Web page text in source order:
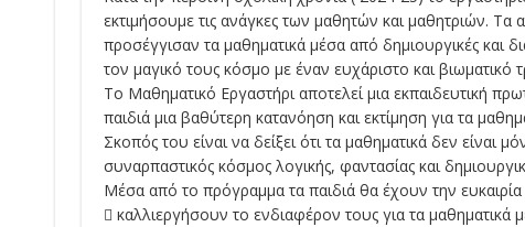
εκτιμήσουμε τις ανάγκες των μαθητών και μαθητριών. Τα
προσέγγισαν τα μαθηματικά μέσα από δημιουργικές και
τον μαγικό τους κόσμο με έναν ευχάριστο και βιωματικό
Το Μαθηματικό Εργαστήρι αποτελεί μια εκπαιδευτική
παιδιά μια βαθύτερη κατανόηση και εκτίμηση για τα
Σκοπός του είναι να δείξει ότι τα μαθηματικά δεν είναι
συναρπαστικός κόσμος λογικής, φαντασίας και
Μέσα από το πρόγραμμα τα παιδιά θα έχουν την ευκαιρία
 καλλιεργήσουν το ενδιαφέρον τους για τα μαθηματικά